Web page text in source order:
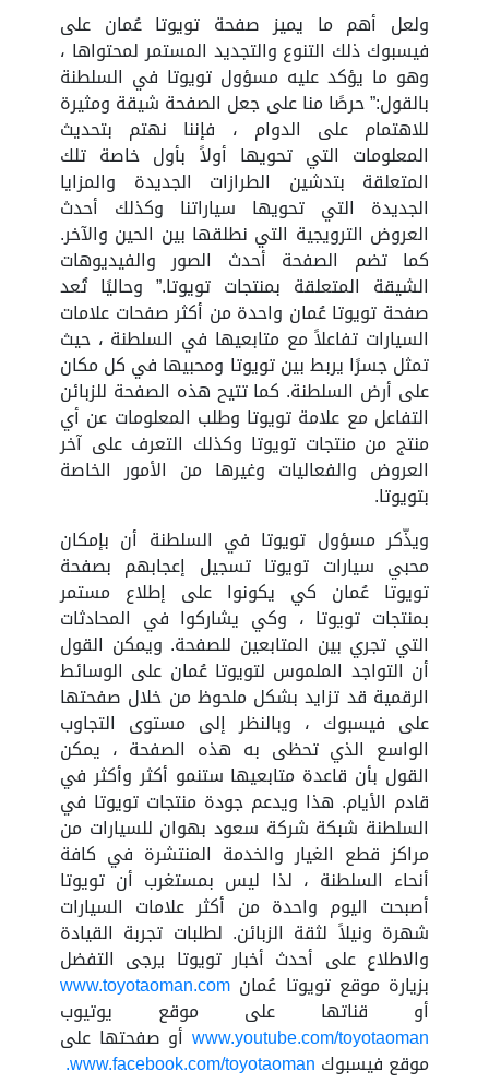
ولعل أهم ما يميز صفحة تويوتا عُمان على
فيسبوك ذلك التنوع والتجديد المستمر لمحتواها ،
وهو ما يؤكد عليه مسؤول تويوتا في السلطنة
بالقول:” حرصًا منا على جعل الصفحة شيقة ومثيرة
للاهتمام على الدوام ، فإننا نهتم بتحديث
المعلومات التي تحويها أولاً بأول خاصة تلك
المتعلقة بتدشين الطرازات الجديدة والمزايا
الجديدة التي تحويها سياراتنا وكذلك أحدث
العروض الترويجية التي نطلقها بين الحين والآخر.
كما تضم الصفحة أحدث الصور والفيديوهات
الشيقة المتعلقة بمنتجات تويوتا.” وحاليًا تُعد
صفحة تويوتا عُمان واحدة من أكثر صفحات علامات
السيارات تفاعلاً مع متابعيها في السلطنة ، حيث
تمثل جسرًا يربط بين تويوتا ومحبيها في كل مكان
على أرض السلطنة. كما تتيح هذه الصفحة للزبائن
التفاعل مع علامة تويوتا وطلب المعلومات عن أي
منتج من منتجات تويوتا وكذلك التعرف على آخر
العروض والفعاليات وغيرها من الأمور الخاصة
بتويوتا.
ويذّكر مسؤول تويوتا في السلطنة أن بإمكان
محبي سيارات تويوتا تسجيل إعجابهم بصفحة
تويوتا عُمان كي يكونوا على إطلاع مستمر
بمنتجات تويوتا ، وكي يشاركوا في المحادثات
التي تجري بين المتابعين للصفحة. ويمكن القول
أن التواجد الملموس لتويوتا عُمان على الوسائط
الرقمية قد تزايد بشكل ملحوظ من خلال صفحتها
على فيسبوك ، وبالنظر إلى مستوى التجاوب
الواسع الذي تحظى به هذه الصفحة ، يمكن
القول بأن قاعدة متابعيها ستنمو أكثر وأكثر في
قادم الأيام. هذا ويدعم جودة منتجات تويوتا في
السلطنة شبكة شركة سعود بهوان للسيارات من
مراكز قطع الغيار والخدمة المنتشرة في كافة
أنحاء السلطنة ، لذا ليس بمستغرب أن تويوتا
أصبحت اليوم واحدة من أكثر علامات السيارات
شهرة ونيلاً لثقة الزبائن. لطلبات تجربة القيادة
والاطلاع على أحدث أخبار تويوتا يرجى التفضل
بزيارة موقع تويوتا عُمان www.toyotaoman.com
أو قناتها على موقع يوتيوب
www.youtube.com/toyotaoman أو صفحتها على
موقع فيسبوك www.facebook.com/toyotaoman.